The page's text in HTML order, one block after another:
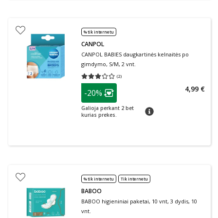
% tik internetu
CANPOL
CANPOL BABIES daugkartinės kelnaitės po
gimdymo, S/M, 2 vnt.
(2)
Vidutinis įvertinimas 3.00
patarimas
Lojalumo klubo narių nuolaida
-20%
Galioja perkant 2 bet
kurias prekes.
patarimas
4,99 €
% tik internetu Tik internetu
BABOO
BABOO higieniniai paketai, 10 vnt, 3 dydis, 10
vnt.